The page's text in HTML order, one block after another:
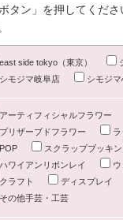
タン」を押してくだ
east side tokyo（東京）
シモジマ岐阜店
シモジマ
アーティフィシャルフラワー
プリザーブドフラワー
POP
スクラップブッキ
ハワイアンリボンレイ
クラフト
ディスプレイ
その他手芸・工芸